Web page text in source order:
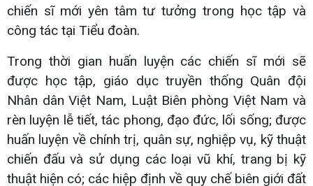
chiến sĩ mới yên tâm tư tưởng trong học tập và
công tác tại Tiểu đoàn.
Trong thời gian huấn luyện các chiến sĩ mới sẽ
được học tập, giáo dục truyền thống Quân đội
Nhân dân Việt Nam, Luật Biên phòng Việt Nam và
rèn luyện lễ tiết, tác phong, đạo đức, lối sống; được
huấn luyện về chính trị, quân sự, nghiệp vụ, kỹ thuật
chiến đấu và sử dụng các loại vũ khí, trang bị kỹ
thuật hiện có; các hiệp định về quy chế biên giới đất